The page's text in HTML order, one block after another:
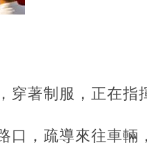
著制服，正在指
口，疏導來往車輛